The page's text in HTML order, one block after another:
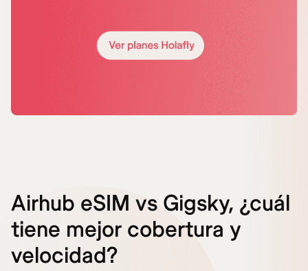
Airhub eSIM vs Gigsky, ¿cuál
tiene mejor cobertura y
velocidad?